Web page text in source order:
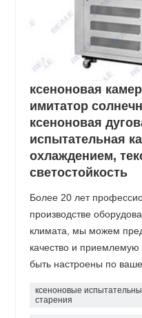
ксеноновая
имитатор
ксеноновая
испытательная
охлаждением,
светостойкость
Более 20 лет
производстве
климата, мы можем
качество и приемлемую
быть настроены по
ксеноновые
старения